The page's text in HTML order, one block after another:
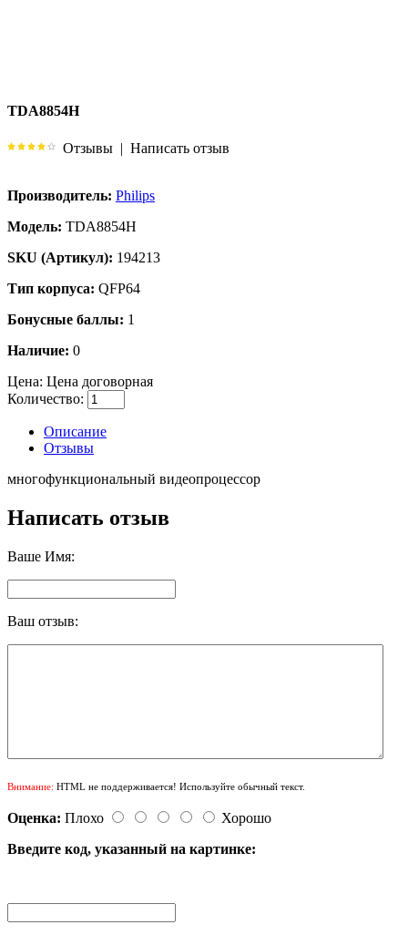
TDA8854H
Отзывы | Написать отзыв
Производитель: Philips
Модель: TDA8854H
SKU (Артикул): 194213
Тип корпуса: QFP64
Бонусные баллы: 1
Наличие: 0
Цена: Цена договорная
Количество:
Описание
Отзывы
многофункциональный видеопроцессор
Написать отзыв
Ваше Имя:
Ваш отзыв:
Внимание: HTML не поддерживается! Используйте обычный текст.
Оценка: Плохо
Хорошо
Введите код, указанный на картинке: